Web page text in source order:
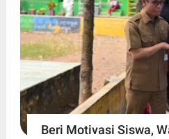
Beri Motivasi Siswa,